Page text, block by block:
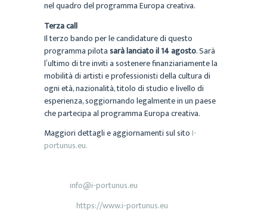
nel quadro del programma Europa creativa.
Terza call
Il terzo bando per le candidature di questo
programma pilotasarà lanciato il 14 agosto. Sarà
l’ultimo di tre inviti a sostenere finanziariamente la
mobilità di artisti e professionisti della cultura di
ogni età, nazionalità, titolo di studio e livello di
esperienza, soggiornando legalmente in un paese
che partecipa al programma Europa creativa.
Maggiori dettagli e aggiornamenti sul sitoI-
portunus.eu.
info@i-portunus.eu
https://www.i-portunus.eu